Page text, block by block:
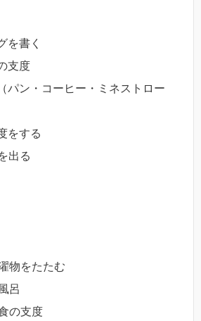
書く
支度
ン・コーヒー・ミネストロー
をする
る
物をたたむ
呂
の支度